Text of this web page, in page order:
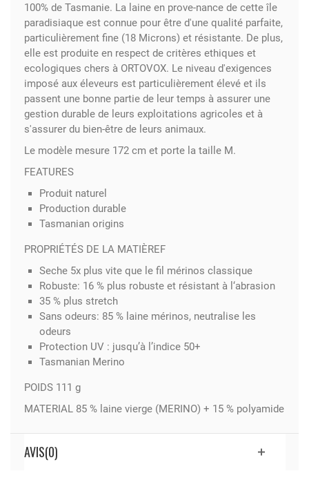
100% de Tasmanie. La laine en prove-nance de cette île
paradisiaque est connue pour être d'une qualité parfaite,
particulièrement fine (18 Microns) et résistante. De plus,
elle est produite en respect de critères ethiques et
ecologiques chers à ORTOVOX. Le niveau d'exigences
imposé aux éleveurs est particulièrement élevé et ils
passent une bonne partie de leur temps à assurer une
gestion durable de leurs exploitations agricoles et à
s'assurer du bien-être de leurs animaux.
Le modèle mesure 172 cm et porte la taille M.
FEATURES
Produit naturel
Production durable
Tasmanian origins
PROPRIÉTÉS DE LA MATIÈREF
Seche 5x plus vite que le fil mérinos classique
Robuste: 16 % plus robuste et résistant à l‘abrasion
35 % plus stretch
Sans odeurs: 85 % laine mérinos, neutralise les
odeurs
Protection UV : jusqu’à l’indice 50+
Tasmanian Merino
POIDS 111 g
MATERIAL 85 % laine vierge (MERINO) + 15 % polyamide
AVIS(0)